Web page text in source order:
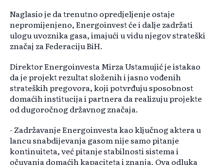
Naglasio je da trenutno opredjeljenje ostaje
nepromijenjeno, Energoinvest će i dalje zadržati
ulogu uvoznika gasa, imajući u vidu njegov strateški
značaj za Federaciju BiH.
Direktor Energoinvesta Mirza Ustamujić je istakao
da je projekt rezultat složenih i jasno vođenih
strateških pregovora, koji potvrđuju sposobnost
domaćih institucija i partnera da realizuju projekte
od dugoročnog državnog značaja.
- Zadržavanje Energoinvesta kao ključnog aktera u
lancu snabdijevanja gasom nije samo pitanje
kontinuiteta, već pitanje stabilnosti sistema i
očuvanja domaćih kapaciteta i znanja. Ova odluka